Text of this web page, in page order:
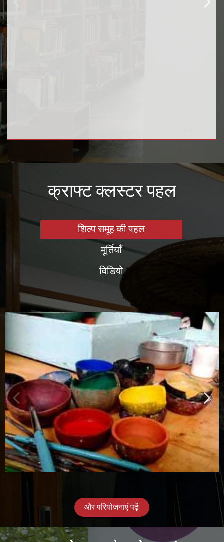
क्राफ्ट क्लस्टर पहल
शिल्प समूह की पहल
मूर्तियाँ
विडियो
और परियोजनाएं पढ़ें